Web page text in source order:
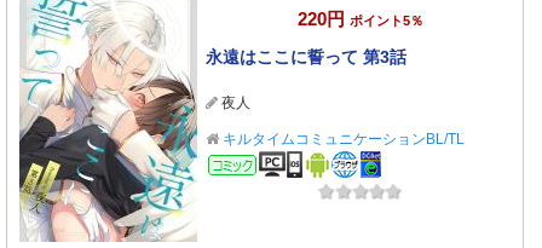
220円 ポイント5％
永遠はここに誓って 第3話
夜人
キルタイムコミュニケーションBL/TL
コミック